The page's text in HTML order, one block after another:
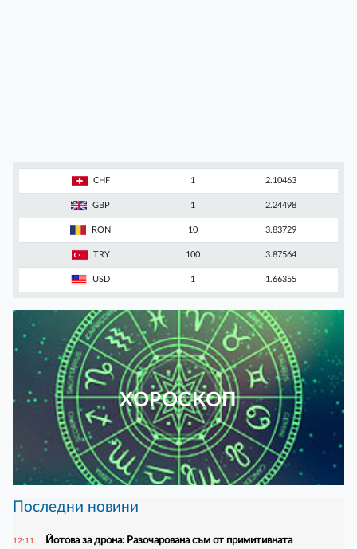
CHF 1 2.10463
GBP 1 2.24498
RON 10 3.83729
TRY 100 3.87564
USD 1 1.66355
ХОРОСКОП
Последни новини
12:11
Йотова за дрона: Разочарована съм от примитивната